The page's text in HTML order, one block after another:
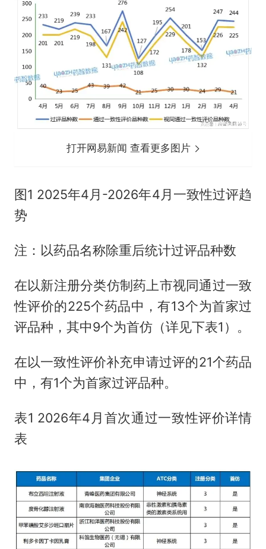
打开网易新闻 查看更多图片
图1 2025年4月-2026年4月一致性过评趋
势
注：以药品名称除重后统计过评品种数
在以新注册分类仿制药上市视同通过一致
性评价的225个药品中，有13个为首家过
评品种，其中9个为首仿（详见下表1）。
在以一致性评价补充申请过评的21个药品
中，有1个为首家过评品种。
表1 2026年4月首次通过一致性评价详情
表